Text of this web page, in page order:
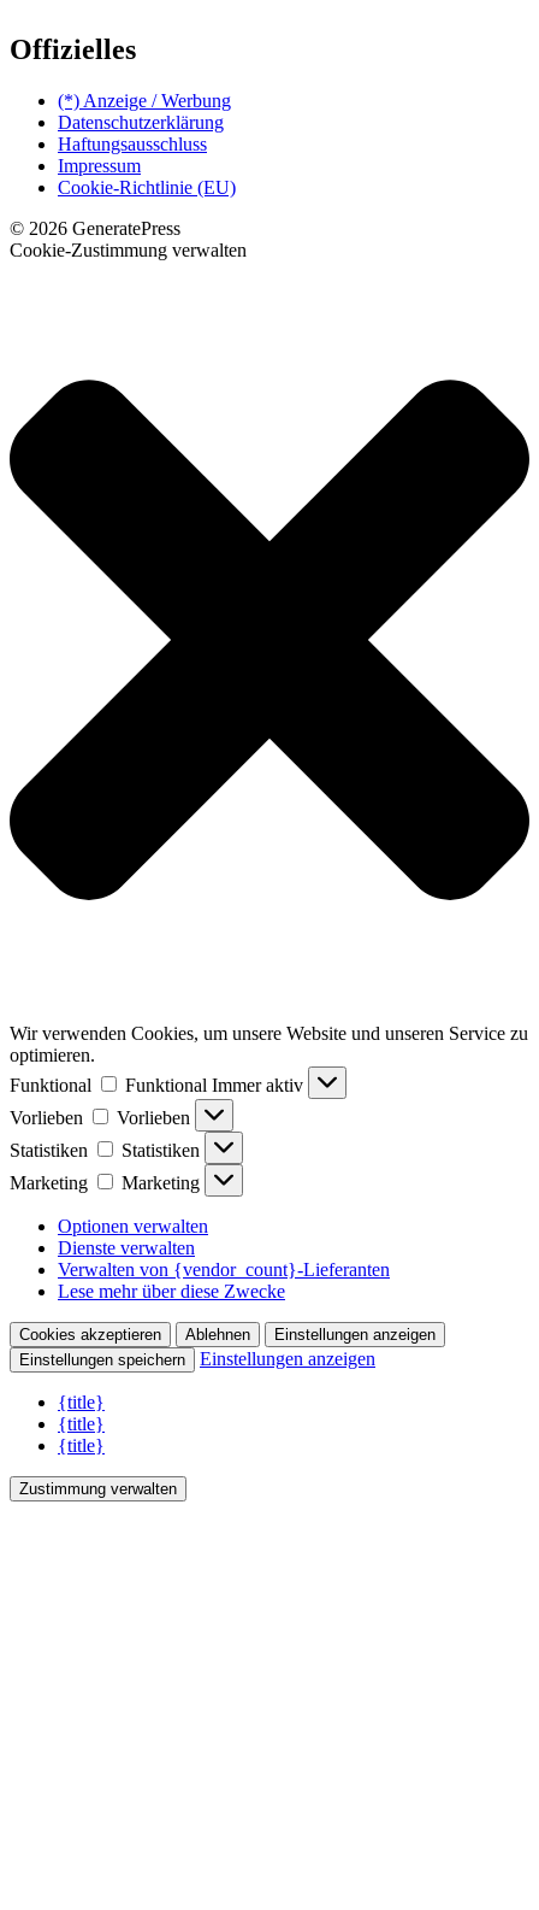
Offizielles
(*) Anzeige / Werbung
Datenschutzerklärung
Haftungsausschluss
Impressum
Cookie-Richtlinie (EU)
© 2026 GeneratePress
Cookie-Zustimmung verwalten
Wir verwenden Cookies, um unsere Website und unseren Service zu
optimieren.
Funktional
Funktional Immer aktiv
Vorlieben
Vorlieben
Statistiken
Statistiken
Marketing
Marketing
Optionen verwalten
Dienste verwalten
Verwalten von {vendor_count}-Lieferanten
Lese mehr über diese Zwecke
Cookies akzeptieren Ablehnen
Einstellungen anzeigen
Einstellungen speichern
Einstellungen anzeigen
{title}
{title}
{title}
Zustimmung verwalten